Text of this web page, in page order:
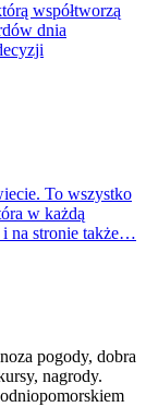
współtworzą
dnia
To wszystko
w każdą
i na stronie także…
pogody, dobra
nagrody.